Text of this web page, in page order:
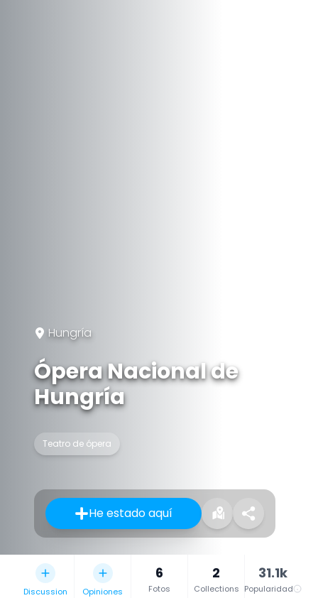
Hungría
Ópera Nacional de
Hungría
Teatro de ópera
He estado aquí
Discussion Opiniones
6
Fotos
2
Collections
31.1k
Popularidad